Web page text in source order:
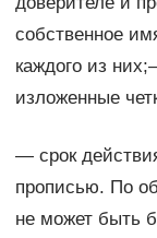
собственное
каждого из
изложенные
— срок
прописью. По
не может быть